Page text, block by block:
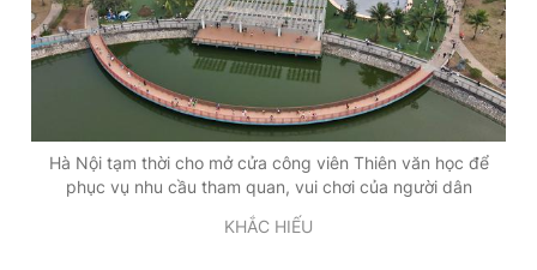
Theo dõi báo trên
0906 645 777 0908 780 404
Hà Nội tạm thời cho mở cửa công viên Thiên văn học để
phục vụ nhu cầu tham quan, vui chơi của người dân
KHẮC HIẾU